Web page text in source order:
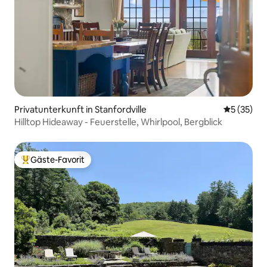
Privatunterkunft in Stanfordville
5 (35)
Hilltop Hideaway - Feuerstelle, Whirlpool, Bergblick
Beliebter Gäste-Favorit.
Gäste-Favorit